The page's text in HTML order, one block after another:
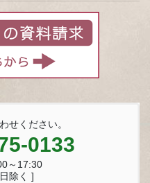
せください。
0133
～17:30
除く ]